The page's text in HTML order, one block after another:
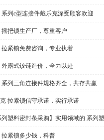
系列c型连接件戴乐克深受顾客欢迎
摇把锁生产厂，尊重客户
拉紧锁免费咨询，专业执着
外露式铰链造价，全力以赴
系列三角连接件规格齐全，共存共赢
拉紧锁信守承诺，实行承诺
列塑料密封条采购】实用领域的 系列
拉紧锁多少钱，科普